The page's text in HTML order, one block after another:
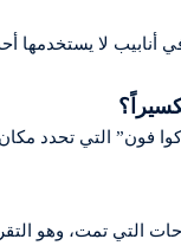
أنابيب لا يستخدمها
فون” التي تحدد
التي تمت، وهو